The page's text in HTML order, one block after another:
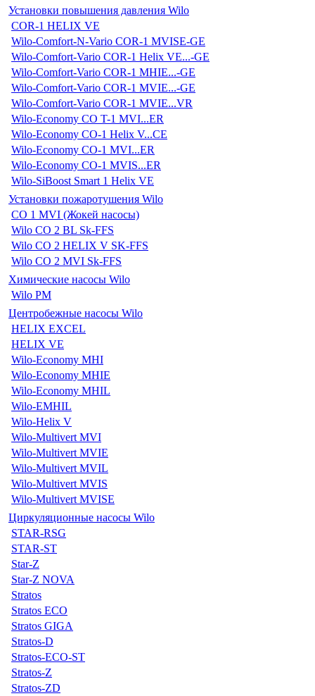
Установки повышения давления Wilo
COR-1 HELIX VE
Wilo-Comfort-N-Vario COR-1 MVISE-GE
Wilo-Comfort-Vario COR-1 Helix VE...-GE
Wilo-Comfort-Vario COR-1 MHIE...-GE
Wilo-Comfort-Vario COR-1 MVIE...-GE
Wilo-Comfort-Vario COR-1 MVIE...VR
Wilo-Economy CO T-1 MVI...ER
Wilo-Economy CO-1 Helix V...CE
Wilo-Economy CO-1 MVI...ER
Wilo-Economy CO-1 MVIS...ER
Wilo-SiBoost Smart 1 Helix VE
Установки пожаротушения Wilo
CO 1 MVI (Жокей насосы)
Wilo CO 2 BL Sk-FFS
Wilo CO 2 HELIX V SK-FFS
Wilo CO 2 MVI Sk-FFS
Химические насосы Wilo
Wilo PM
Центробежные насосы Wilo
HELIX EXCEL
HELIX VE
Wilo-Economy MHI
Wilo-Economy MHIE
Wilo-Economy MHIL
Wilo-EMHIL
Wilo-Helix V
Wilo-Multivert MVI
Wilo-Multivert MVIE
Wilo-Multivert MVIL
Wilo-Multivert MVIS
Wilo-Multivert MVISE
Циркуляционные насосы Wilo
STAR-RSG
STAR-ST
Star-Z
Star-Z NOVA
Stratos
Stratos ECO
Stratos GIGA
Stratos-D
Stratos-ECO-ST
Stratos-Z
Stratos-ZD